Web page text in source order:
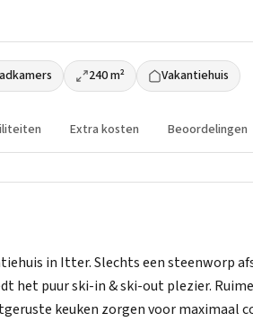
240 m² Vakantiehuis
Extra kosten Beoordelingen
in Itter. Slechts een steenworp
het puur ski-in & ski-out plezier.
keuken zorgen voor maximaal